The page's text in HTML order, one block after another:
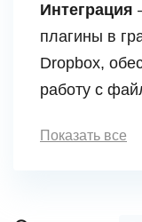
Интеграция
плагины в
Dropbox,
работу с
Показать все